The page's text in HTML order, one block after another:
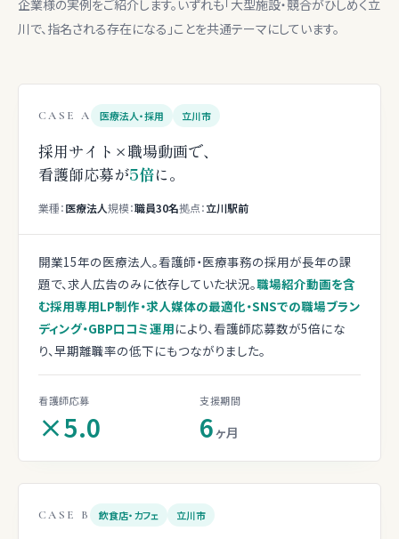
企業様の実例をご紹介します。いずれも「大型施設・競合がひしめく立
川で、指名される存在になる」ことを共通テーマにしています。
CASE A 医療法人・採用 立川市
採用サイト×職場動画で、
看護師応募が5倍に。
業種：医療法人規模：職員30名拠点：立川駅前
開業15年の医療法人。看護師・医療事務の採用が長年の課
題で、求人広告のみに依存していた状況。職場紹介動画を含
む採用専用LP制作・求人媒体の最適化・SNSでの職場ブラン
ディング・GBP口コミ運用により、看護師応募数が5倍にな
り、早期離職率の低下にもつながりました。
看護師応募
×5.0
支援期間
6ヶ月
CASE B 飲食店・カフェ 立川市